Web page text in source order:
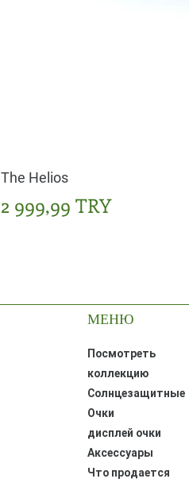
The Helios
Цена
2 999,99 TRY
МЕНЮ
Посмотреть
коллекцию
Солнцезащитные
Очки
дисплей очки
Аксессуары
Что продается